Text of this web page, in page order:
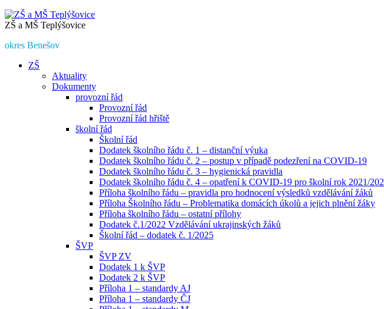
ZŠ a MŠ Teplýšovice
okres Benešov
ZŠ
Aktuality
Dokumenty
provozní řád
Provozní řád
Provozní řád hřiště
školní řád
Školní řád
Dodatek školního řádu č. 1 – distanční výuka
Dodatek školního řádu č. 2 – postup v případě podezření na COVID-19
Dodatek školního řádu č. 3 – hygienická pravidla
Dodatek školního řádu č. 4 – opatření k COVID-19 pro školní rok 2021/202
Příloha školního řádu – pravidla pro hodnocení výsledků vzdělávání žáků
Příloha Školního řádu – Problematika domácích úkolů a jejich plnění žáky
Příloha školního řádu – ostatní přílohy
Dodatek č.1/2022 Vzdělávání ukrajinských žáků
Školní řád – dodatek č. 1/2025
ŠVP
ŠVP ZV
Dodatek 1 k ŠVP
Dodatek 2 k ŠVP
Příloha 1 – standardy AJ
Příloha 1 – standardy ČJ